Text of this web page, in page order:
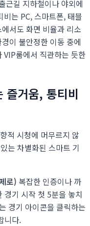
근길 지하철이나 야외에
는 PC, 스마트폰, 태블
서도 화면 비율과 리소
이 불안정한 이동 중에
VIP룸에서 직관하는 듯한
즐거움, 통티비
적 시청에 머무르지 않
는 차별화된 스마트 기
로) 복잡한 인증이나 까
경기 시작 첫 5분을 놓치
경기 아이콘을 클릭하는
니다.